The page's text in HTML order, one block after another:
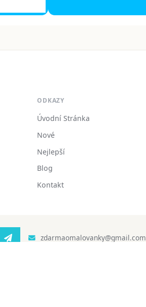
ODKAZY
Úvodní Stránka
Nové
Nejlepší
Blog
Kontakt
zdarmaomalovanky@gmail.com